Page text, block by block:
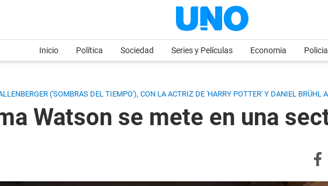
Inicio Política Sociedad Series y Películas Economia
('SOMBRAS DEL TIEMPO'), CON LA ACTRIZ DE 'HARRY POTTER' Y DANIEL BRÜHL
Watson se mete en una